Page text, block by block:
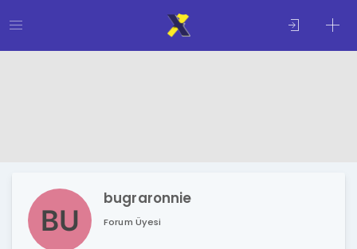
bugraronnie
Forum Üyesi